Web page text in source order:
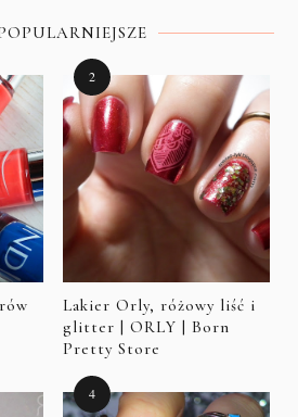
Lakier Orly, różowy liść i
glitter | ORLY | Born
Pretty Store